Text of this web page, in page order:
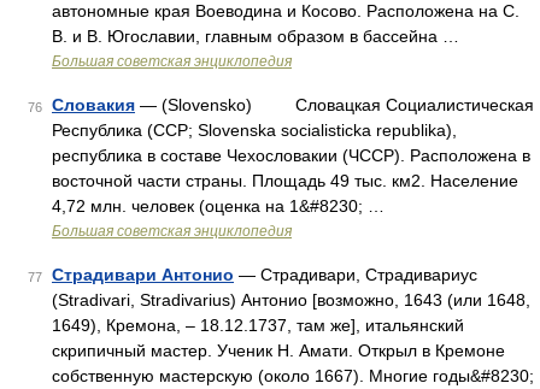
автономные края Воеводина и Косово. Расположена на С.
В. и В. Югославии, главным образом в бассейна …
Большая советская энциклопедия
76 Словакия — (Slovensko) Словацкая Социалистическая
Республика (ССР; Slovenska socialisticka republika),
республика в составе Чехословакии (ЧССР). Расположена в
восточной части страны. Площадь 49 тыс. км2. Население
4,72 млн. человек (оценка на 1&#8230; …
Большая советская энциклопедия
77 Страдивари Антонио — Страдивари, Страдивариус
(Stradivari, Stradivarius) Антонио [возможно, 1643 (или 1648,
1649), Кремона, ‒ 18.12.1737, там же], итальянский
скрипичный мастер. Ученик Н. Амати. Открыл в Кремоне
собственную мастерскую (около 1667). Многие годы&#8230;